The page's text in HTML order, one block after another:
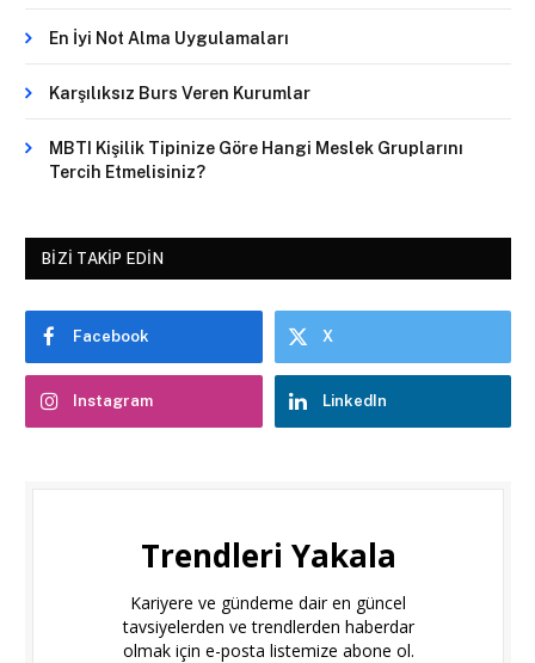
En İyi Not Alma Uygulamaları
Karşılıksız Burs Veren Kurumlar
MBTI Kişilik Tipinize Göre Hangi Meslek Gruplarını
Tercih Etmelisiniz?
BIZI TAKIP EDIN
Facebook X
Instagram LinkedIn
Trendleri Yakala
Kariyere ve gündeme dair en güncel
tavsiyelerden ve trendlerden haberdar
olmak için e-posta listemize abone ol.